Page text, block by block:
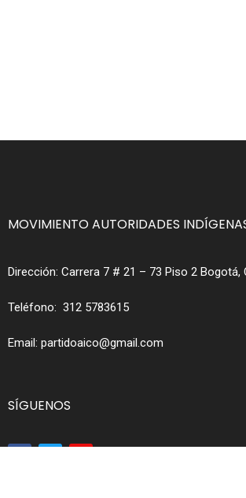
MOVIMIENTO AUTORIDADES
Dirección: Carrera 7 # 21 – 73 Piso 2 Bogotá,
Teléfono: 312 5783615
Email: partidoaico@gmail.com
SÍGUENOS